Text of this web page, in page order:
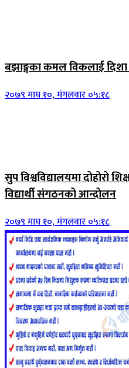
बझाङ्गका कमल विकलाई
२०७९ माघ १०, मंगलवार ०५:१८
सुप विश्वविद्यालयमा दोहोरो
विद्यार्थी संगठनको आन्दोलन
२०७९ माघ १०, मंगलवार ०५:१८